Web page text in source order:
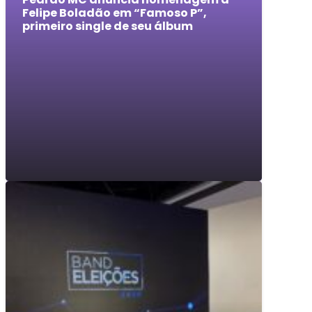
Felipe Boladão em “Famoso P”,
primeiro single de seu álbum